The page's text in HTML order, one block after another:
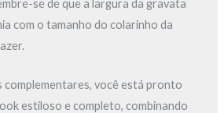
se de que a largura da gravata
com o tamanho do colarinho da
complementares, você está pronto
estiloso e completo, combinando